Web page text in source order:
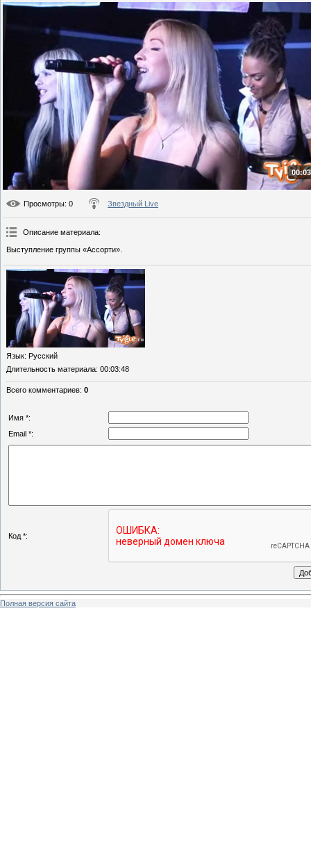
Просмотры: 0 Звездный Live
Описание материала:
Выступление группы «Ассорти».
Язык: Русский
Длительность материала: 00:03:48
Всего комментариев: 0
Имя *:
Email *:
Код *:
Полная версия сайта